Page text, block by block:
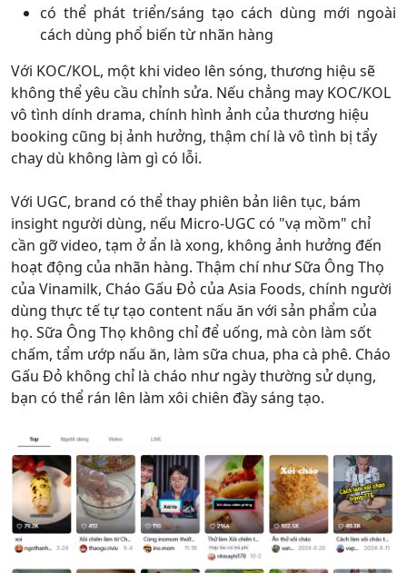
có thể phát triển/sáng tạo cách dùng mới ngoài
cách dùng phổ biến từ nhãn hàng
Với KOC/KOL, một khi video lên sóng, thương hiệu sẽ
không thể yêu cầu chỉnh sửa. Nếu chẳng may KOC/KOL
vô tình dính drama, chính hình ảnh của thương hiệu
booking cũng bị ảnh hưởng, thậm chí là vô tình bị tẩy
chay dù không làm gì có lỗi.
Với UGC, brand có thể thay phiên bản liên tục, bám
insight người dùng, nếu Micro-UGC có "vạ mồm" chỉ
cần gỡ video, tạm ở ẩn là xong, không ảnh hưởng đến
hoạt động của nhãn hàng. Thậm chí như Sữa Ông Thọ
của Vinamilk, Cháo Gấu Đỏ của Asia Foods, chính người
dùng thực tế tự tạo content nấu ăn với sản phẩm của
họ. Sữa Ông Thọ không chỉ để uống, mà còn làm sốt
chấm, tẩm ướp nấu ăn, làm sữa chua, pha cà phê. Cháo
Gấu Đỏ không chỉ là cháo như ngày thường sử dụng,
bạn có thể rán lên làm xôi chiên đầy sáng tạo.